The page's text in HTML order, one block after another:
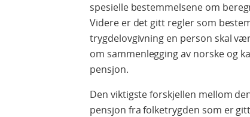
spesielle bestemmelsene om
Videre er det gitt regler som
trygdelovgivning en person skal
om sammenlegging av norske og
pensjon.
Den viktigste forskjellen mellom
pensjon fra folketrygden som er